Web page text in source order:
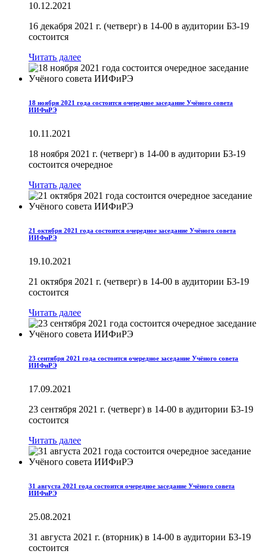
10.12.2021
16 декабря 2021 г. (четверг) в 14-00 в аудитории Б3-19
состоится
Читать далее
18 ноября 2021 года состоится очередное заседание Учёного совета
ИИФиРЭ
10.11.2021
18 ноября 2021 г. (четверг) в 14-00 в аудитории Б3-19
состоится очередное
Читать далее
21 октября 2021 года состоится очередное заседание Учёного совета
ИИФиРЭ
19.10.2021
21 октября 2021 г. (четверг) в 14-00 в аудитории Б3-19
состоится
Читать далее
23 сентября 2021 года состоится очередное заседание Учёного совета
ИИФиРЭ
17.09.2021
23 сентября 2021 г. (четверг) в 14-00 в аудитории Б3-19
состоится
Читать далее
31 августа 2021 года состоится очередное заседание Учёного совета
ИИФиРЭ
25.08.2021
31 августа 2021 г. (вторник) в 14-00 в аудитории Б3-19
состоится